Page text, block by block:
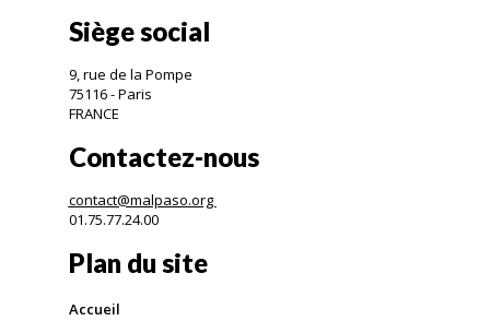
Siège social
9, rue de la Pompe
75116 - Paris
FRANCE
Contactez-nous
contact@malpaso.org
01.75.77.24.00
Plan du site
Accueil